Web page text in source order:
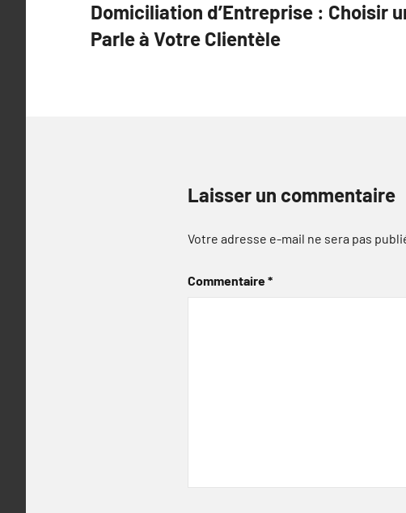
de
l’article
Domiciliation d’Entreprise : Choisir
Parle à Votre Clientèle
Laisser un commentaire
Votre adresse e-mail ne sera pas
Commentaire*